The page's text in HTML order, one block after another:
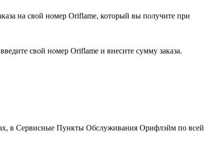
на свой номер Oriflame, который вы получите при
свой номер Oriflame и внесите сумму заказа.
в Сервисные Пункты Обслуживания Орифлэйм по всей